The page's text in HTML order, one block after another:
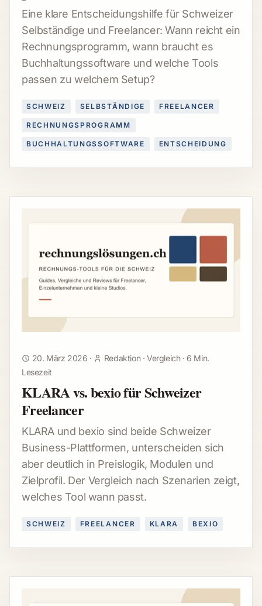
Eine klare Entscheidungshilfe für Schweizer
Selbständige und Freelancer: Wann reicht ein
Rechnungsprogramm, wann braucht es
Buchhaltungssoftware und welche Tools
passen zu welchem Setup?
SCHWEIZ SELBSTÄNDIGE FREELANCER
RECHNUNGSPROGRAMM
BUCHHALTUNGSSOFTWARE ENTSCHEIDUNG
20. März 2026 · Redaktion·Vergleich · 6 Min.
Lesezeit
KLARA vs. bexio für Schweizer
Freelancer
KLARA und bexio sind beide Schweizer
Business-Plattformen, unterscheiden sich
aber deutlich in Preislogik, Modulen und
Zielprofil. Der Vergleich nach Szenarien zeigt,
welches Tool wann passt.
SCHWEIZ FREELANCER KLARA BEXIO